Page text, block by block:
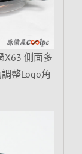
X63 側面多
整Logo角